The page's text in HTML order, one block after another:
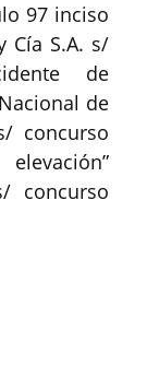
97 inciso
Cía S.A. s/
de
de
concurso
concurso